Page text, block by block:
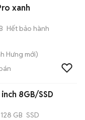
xanh
Hết bảo hành
Hưng mới)
8GB/SSD
GB SSD